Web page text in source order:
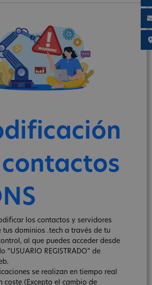
los contactos y servidores
tus dominios .tech a través de tu
al que puedes acceder desde
“USUARIO REGISTRADO” de
se realizan en tiempo real
coste (Excepto el cambio de